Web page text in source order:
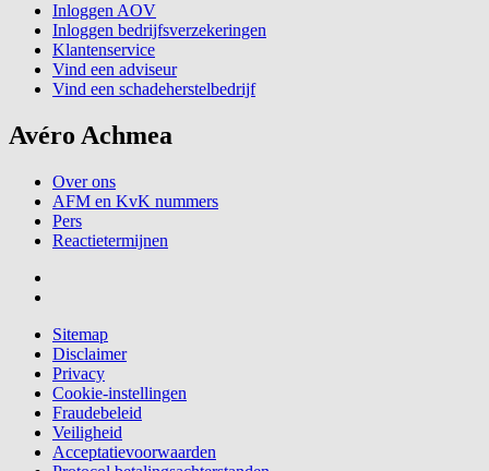
Inloggen AOV
Inloggen bedrijfsverzekeringen
Klantenservice
Vind een adviseur
Vind een schadeherstelbedrijf
Avéro Achmea
Over ons
AFM en KvK nummers
Pers
Reactietermijnen
Sitemap
Disclaimer
Privacy
Cookie-instellingen
Fraudebeleid
Veiligheid
Acceptatievoorwaarden